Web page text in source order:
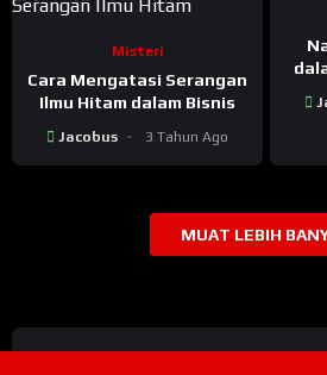
Misteri
Cara Mengatasi Serangan
Ilmu Hitam dalam Bisnis
Jacobus 3 Tahun Ago
MUAT LEBIH